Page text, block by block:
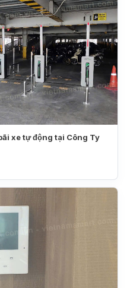
xe tự động tại Công Ty